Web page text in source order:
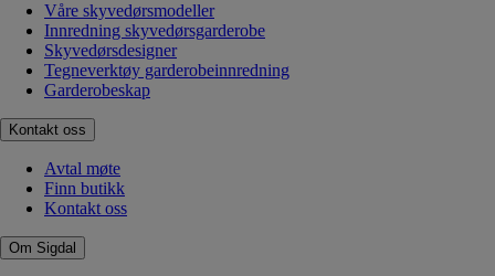
Våre skyvedørsmodeller
Innredning skyvedørsgarderobe
Skyvedørsdesigner
Tegneverktøy garderobeinnredning
Garderobeskap
Kontakt oss
Avtal møte
Finn butikk
Kontakt oss
Om Sigdal